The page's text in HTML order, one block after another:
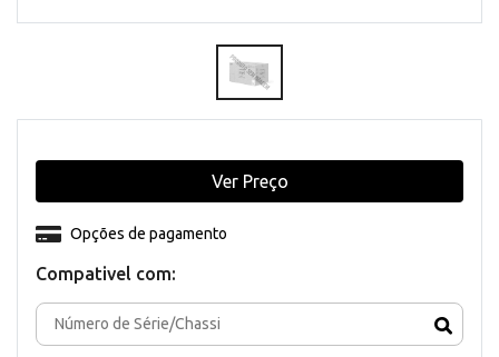
Compativel com:
Opções de pagamento
Ver Preço